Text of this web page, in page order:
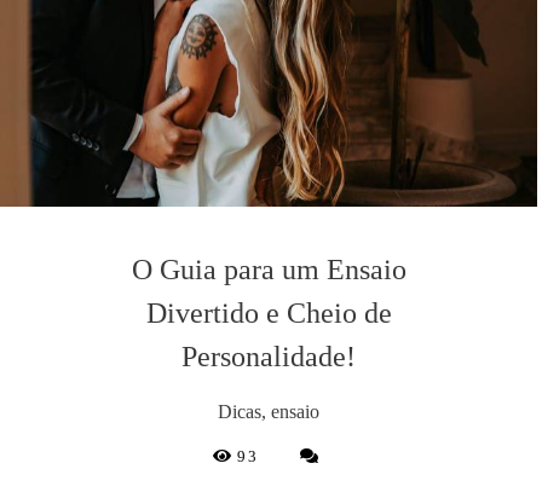
O Guia para um Ensaio
Divertido e Cheio de
Personalidade!
Dicas, ensaio
93